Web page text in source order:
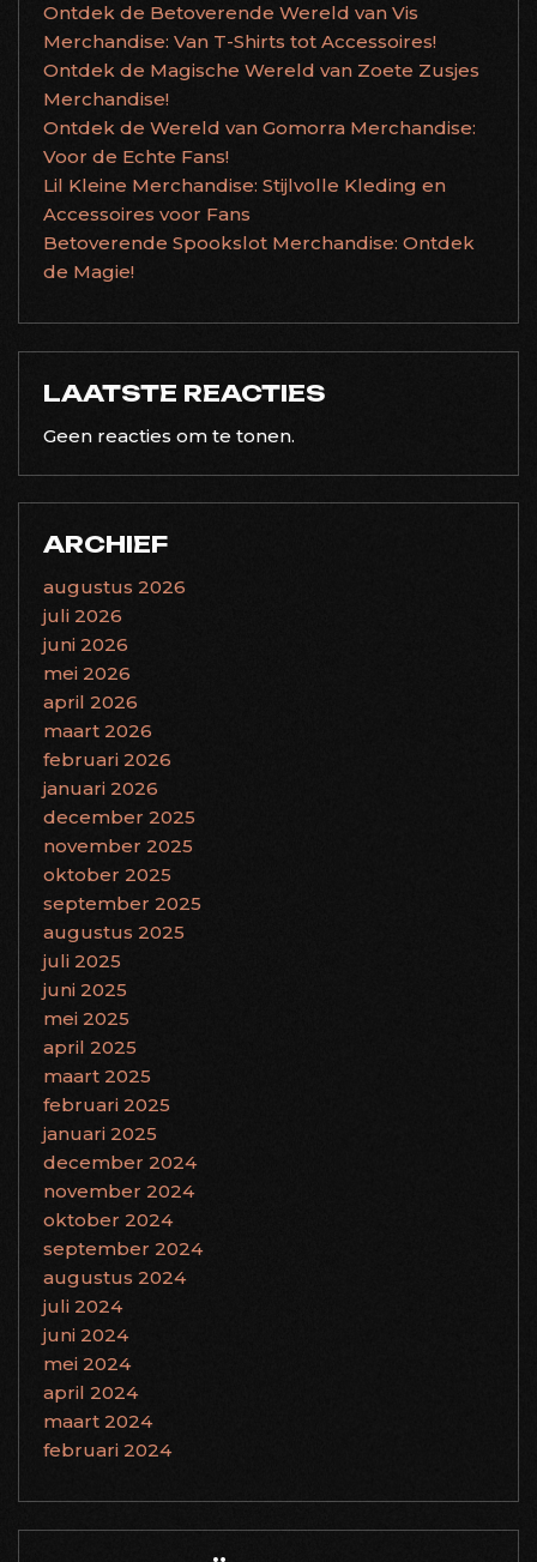
Ontdek de Betoverende Wereld van Vis
Merchandise: Van T-Shirts tot Accessoires!
Ontdek de Magische Wereld van Zoete Zusjes
Merchandise!
Ontdek de Wereld van Gomorra Merchandise:
Voor de Echte Fans!
Lil Kleine Merchandise: Stijlvolle Kleding en
Accessoires voor Fans
Betoverende Spookslot Merchandise: Ontdek
de Magie!
LAATSTE REACTIES
Geen reacties om te tonen.
ARCHIEF
augustus 2026
juli 2026
juni 2026
mei 2026
april 2026
maart 2026
februari 2026
januari 2026
december 2025
november 2025
oktober 2025
september 2025
augustus 2025
juli 2025
juni 2025
mei 2025
april 2025
maart 2025
februari 2025
januari 2025
december 2024
november 2024
oktober 2024
september 2024
augustus 2024
juli 2024
juni 2024
mei 2024
april 2024
maart 2024
februari 2024